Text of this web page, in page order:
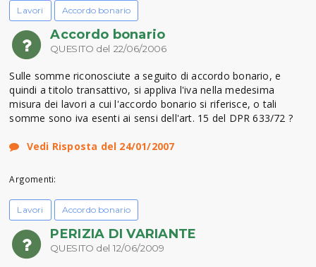
Lavori Accordo bonario
Accordo bonario
QUESITO del 22/06/2006
Sulle somme riconosciute a seguito di accordo bonario, e
quindi a titolo transattivo, si appliva l'iva nella medesima
misura dei lavori a cui l'accordo bonario si riferisce, o tali
somme sono iva esenti ai sensi dell'art. 15 del DPR 633/72 ?
Vedi Risposta del 24/01/2007
Argomenti:
Lavori Accordo bonario
PERIZIA DI VARIANTE
QUESITO del 12/06/2009